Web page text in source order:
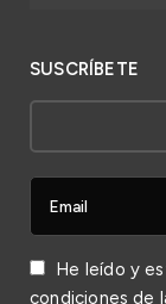
SUSCRÍBETE
He leído y
condiciones de